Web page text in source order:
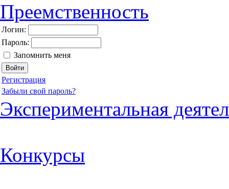
Преемственность
Логин:
Пароль:
Запомнить меня
Регистрация
Забыли свой пароль?
Экспериментальная
Конкурсы